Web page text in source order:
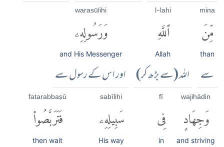
mina
مِّنَ
than
سے
l-lahi
ٱللَّهِ
Allah
اللہ (سے بڑھ کر)
warasūlihi
وَرَسُولِهِۦ
and His Messenger
اور اس کے رسول سے
wajihādin
وَجِهَادٍ
and striving
fī
فِى
in
sabīlihi
سَبِيلِهِۦ
His way
fatarabbaṣū
فَتَرَبَّصُوا۟
then wait